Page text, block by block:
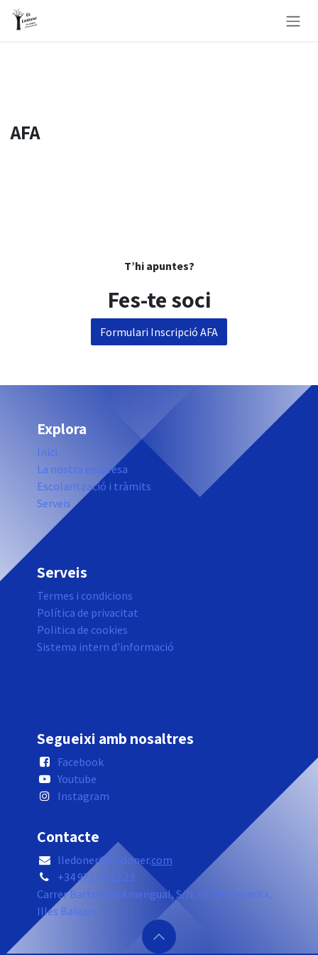
Skip to Content
AFA
T’hi apuntes?
Fes-te soci
Formulari Inscripció AFA
Explora
Inici
La nostra empresa
Escolarització i tràmits
Serveis
Serveis
Termes i condicions
Política de privacitat
Politica de cookies
Sistema intern d'informació
Segueixi amb nosaltres
Facebook
Youtube
Instagram
Contacte
lledoner@lledoner.com
+34 971 58 22 23
Carrer Bartomeu Amengual, S/N, 07200 Felanitx,
Illes Balears